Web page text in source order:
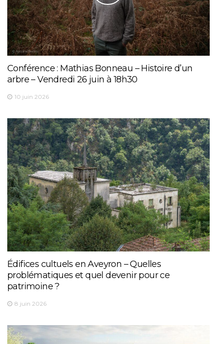
Conférence : Mathias Bonneau – Histoire d’un
arbre – Vendredi 26 juin à 18h30
10 juin 2026
Édifices cultuels en Aveyron – Quelles
problématiques et quel devenir pour ce
patrimoine ?
8 juin 2026